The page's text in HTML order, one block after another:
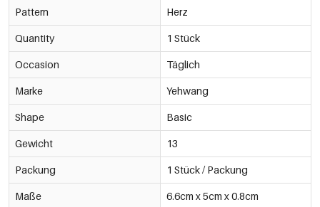
Pattern Herz
Quantity 1 Stück
Occasion Täglich
Marke Yehwang
Shape Basic
Gewicht 13
Packung 1 Stück / Packung
Maße 6.6cm x 5cm x 0.8cm